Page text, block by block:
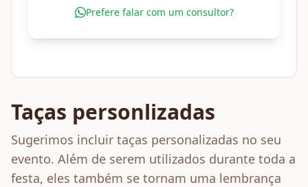
Prefere falar com um consultor?
Taças personlizadas
Sugerimos incluir taças personalizadas no seu
evento. Além de serem utilizados durante toda a
festa, eles também se tornam uma lembrança